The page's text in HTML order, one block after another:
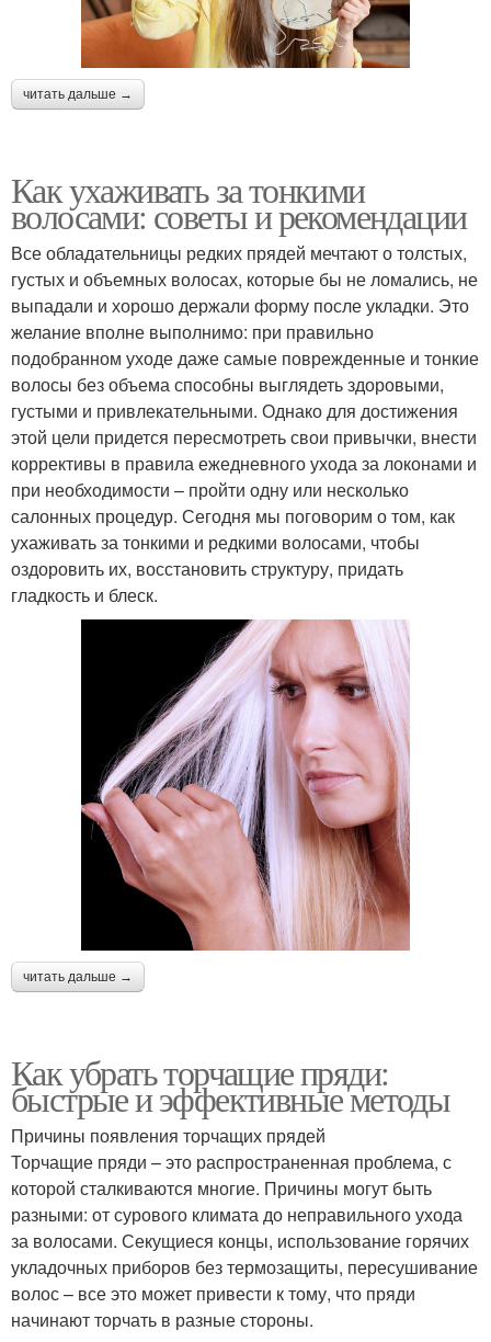
читать дальше →
Как ухаживать за тонкими
волосами: советы и рекомендации
Все обладательницы редких прядей мечтают о толстых,
густых и объемных волосах, которые бы не ломались, не
выпадали и хорошо держали форму после укладки. Это
желание вполне выполнимо: при правильно
подобранном уходе даже самые поврежденные и тонкие
волосы без объема способны выглядеть здоровыми,
густыми и привлекательными. Однако для достижения
этой цели придется пересмотреть свои привычки, внести
коррективы в правила ежедневного ухода за локонами и
при необходимости – пройти одну или несколько
салонных процедур. Сегодня мы поговорим о том, как
ухаживать за тонкими и редкими волосами, чтобы
оздоровить их, восстановить структуру, придать
гладкость и блеск.
читать дальше →
Как убрать торчащие пряди:
быстрые и эффективные методы
Причины появления торчащих прядей
Торчащие пряди – это распространенная проблема, с
которой сталкиваются многие. Причины могут быть
разными: от сурового климата до неправильного ухода
за волосами. Секущиеся концы, использование горячих
укладочных приборов без термозащиты, пересушивание
волос – все это может привести к тому, что пряди
начинают торчать в разные стороны.